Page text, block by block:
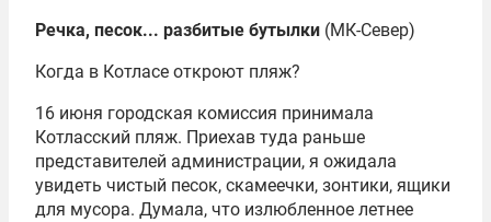
Речка, песок... разбитые бутылки (МК-Север)
Когда в Котласе откроют пляж?
16 июня городская комиссия принимала
Котласский пляж. Приехав туда раньше
представителей администрации, я ожидала
увидеть чистый песок, скамеечки, зонтики, ящики
для мусора. Думала, что излюбленное летнее